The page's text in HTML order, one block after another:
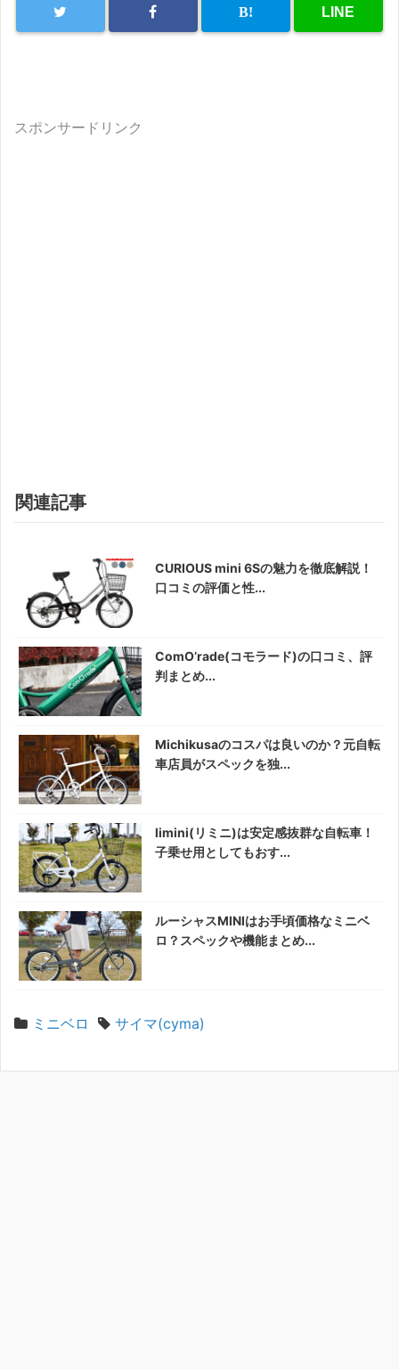
スポンサードリンク
関連記事
CURIOUS mini 6Sの魅力を徹底解説！
口コミの評価と性...
ComO’rade(コモラード)の口コミ、評
判まとめ...
Michikusaのコスパは良いのか？元自転
車店員がスペックを独...
limini(リミニ)は安定感抜群な自転車！
子乗せ用としてもおす...
ルーシャスMINIはお手頃価格なミニベ
ロ？スペックや機能まとめ...
ミニベロ サイマ(cyma)